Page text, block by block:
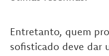
Entretanto, quem
sofisticado deve dar